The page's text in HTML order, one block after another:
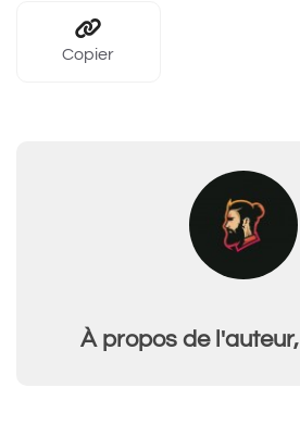
Copier
À propos de l'auteur,